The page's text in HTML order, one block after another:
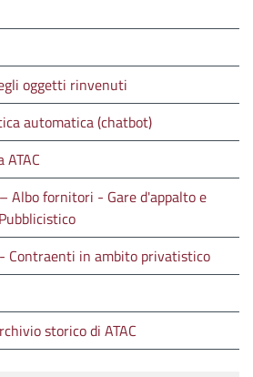
oggetti rinvenuti
automatica (chatbot)
Albo fornitori - Gare d'appalto e
Contraenti in ambito privatistico
storico di ATAC